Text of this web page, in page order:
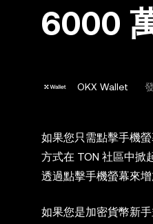
6000
OKX Wallet
如果您只需點擊手機
方式在 TON 社區中掀
透過點擊手機螢幕來增
如果您是加密貨幣新